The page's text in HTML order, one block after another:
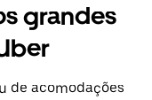
grandes
de acomodações